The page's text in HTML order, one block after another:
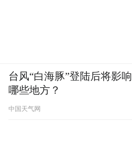
台风“白海豚”登陆后将影响
哪些地方？
中国天气网